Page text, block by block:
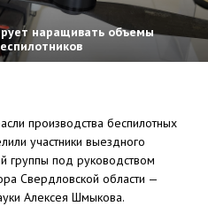
наращивать объемы
производства беспилотных
участники выездного
группы под руководством
Свердловской области —
Алексея Шмыкова.